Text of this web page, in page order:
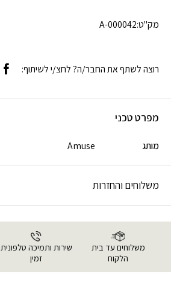
מק"ט:A-000042
מפרט טכני
מותג Amuse
משלוחים והחזרות
משלוחים עד בית
הלקוח
שירות ותמיכה טלפונית
זמין
רוצה לשתף את החבר/ה? לחצ/י לשיתוף: